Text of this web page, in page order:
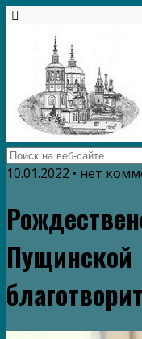
10.01.2022 • нет
Пущинской